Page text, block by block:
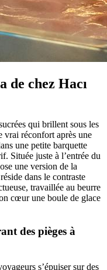
de chez Hacı
qui brillent sous les
vrai réconfort après une
une petite barquette
Située juste à l’entrée du
une version de la
dans le contraste
travaillée au beurre
cœur une boule de glace
des pièges à
s’épuiser sur des